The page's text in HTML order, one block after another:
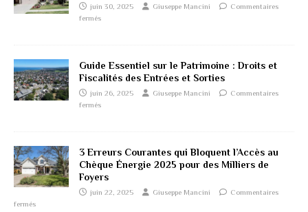
juin 30, 2025 Giuseppe Mancini
Commentaires
fermés
Guide Essentiel sur le Patrimoine : Droits et
Fiscalités des Entrées et Sorties
juin 26, 2025 Giuseppe Mancini
Commentaires
fermés
3 Erreurs Courantes qui Bloquent l’Accès au
Chèque Énergie 2025 pour des Milliers de
Foyers
juin 22, 2025 Giuseppe Mancini
Commentaires
fermés